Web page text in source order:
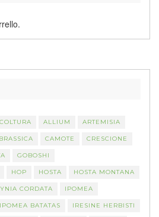
ALLIUM ARTEMISIA
BRASSICA CAMOTE CRESCIONE
GOBOSHI
HOP HOSTA HOSTA MONTANA
CORDATA IPOMEA
IPOMEA BATATAS IRESINE HERBISTI